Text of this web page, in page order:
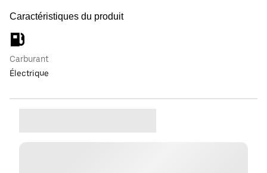
Caractéristiques du produit
Carburant
Électrique